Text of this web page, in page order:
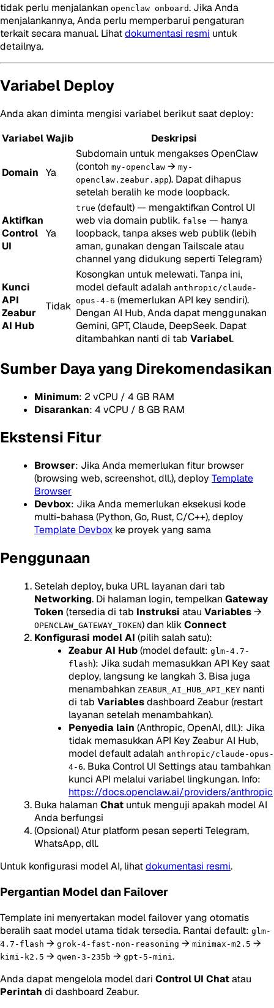
tidak perlu menjalankan openclaw onboard. Jika Anda
menjalankannya, Anda perlu memperbarui pengaturan
terkait secara manual. Lihatdokumentasi resmi untuk
detailnya.
Variabel Deploy
Anda akan diminta mengisi variabel berikut saat deploy:
VariabelWajib Deskripsi
Domain Ya
Subdomain untuk mengakses OpenClaw
(contoh my-openclaw → my-
openclaw.zeabur.app). Dapat dihapus
setelah beralih ke mode loopback.
Aktifkan
Control
UI
Ya
true (default) — mengaktifkan Control UI
web via domain publik. false — hanya
loopback, tanpa akses web publik (lebih
aman, gunakan dengan Tailscale atau
channel yang didukung seperti Telegram)
Kunci
API
Zeabur
AI Hub
Tidak
Kosongkan untuk melewati. Tanpa ini,
model default adalah anthropic/claude-
opus-4-6 (memerlukan API key sendiri).
Dengan AI Hub, Anda dapat menggunakan
Gemini, GPT, Claude, DeepSeek. Dapat
ditambahkan nanti di tab Variabel.
Sumber Daya yang Direkomendasikan
Minimum: 2 vCPU / 4 GB RAM
Disarankan: 4 vCPU / 8 GB RAM
Ekstensi Fitur
Browser: Jika Anda memerlukan fitur browser
(browsing web, screenshot, dll.), deploy Template
Browser
Devbox: Jika Anda memerlukan eksekusi kode
multi-bahasa (Python, Go, Rust, C/C++), deploy
Template Devbox ke proyek yang sama
Penggunaan
Setelah deploy, buka URL layanan dari tab
Networking. Di halaman login, tempelkan Gateway
Token (tersedia di tab Instruksi atau Variables→
OPENCLAW_GATEWAY_TOKEN) dan klikConnect
Konfigurasi model AI (pilih salah satu):
Zeabur AI Hub(model default: glm-4.7-
flash): Jika sudah memasukkan API Key saat
deploy, langsung ke langkah 3. Bisa juga
menambahkan ZEABUR_AI_HUB_API_KEY nanti
di tab Variablesdashboard Zeabur (restart
layanan setelah menambahkan).
Penyedia lain (Anthropic, OpenAI, dll.): Jika
tidak memasukkan API Key Zeabur AI Hub,
model default adalah anthropic/claude-opus-
4-6. Buka Control UI Settings atau tambahkan
kunci API melalui variabel lingkungan. Info:
https://docs.openclaw.ai/providers/anthropic
Buka halaman Chat untuk menguji apakah model AI
Anda berfungsi
(Opsional) Atur platform pesan seperti Telegram,
WhatsApp, dll.
Untuk konfigurasi model AI, lihatdokumentasi resmi.
Pergantian Model dan Failover
Template ini menyertakan model failover yang otomatis
beralih saat model utama tidak tersedia. Rantai default: glm-
4.7-flash → grok-4-fast-non-reasoning → minimax-m2.5 →
kimi-k2.5 → qwen-3-235b → gpt-5-mini .
Anda dapat mengelola model dari Control UI Chatatau
Perintah di dashboard Zeabur.